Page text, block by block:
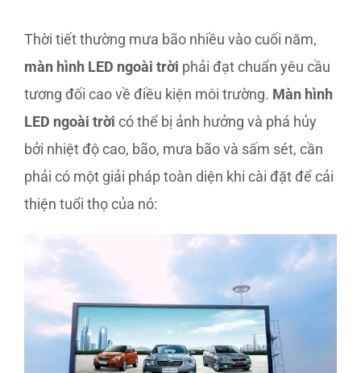
Thời tiết thường mưa bão nhiều vào cuối năm,
màn hình LED ngoài trời phải đạt chuẩn yêu cầu
tương đối cao về điều kiện môi trường. Màn hình
LED ngoài trời có thể bị ảnh hưởng và phá hủy
bởi nhiệt độ cao, bão, mưa bão và sấm sét, cần
phải có một giải pháp toàn diện khi cài đặt để cải
thiện tuổi thọ của nó: